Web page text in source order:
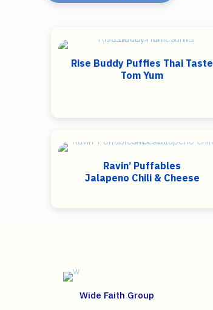
Rise Buddy Puffies Thai Taste
Tom Yum
Ravin’ Puffables
Jalapeno Chili & Cheese
Wide Faith Group